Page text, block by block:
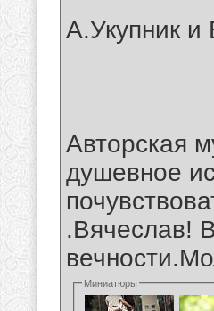
А.Укупник и
Авторская
душевное
.Вячеслав!
Миниатюры